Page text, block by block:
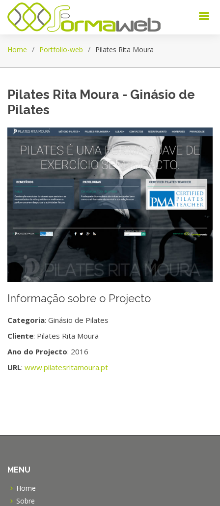
Home Portfolio-web Pilates Rita Moura
Pilates Rita Moura - Ginásio de
Pilates
Informação sobre o Projecto
Categoria: Ginásio de Pilates
Cliente: Pilates Rita Moura
Ano do Projecto: 2016
URL: www.pilatesritamoura.pt
MENU
Home
Sobre